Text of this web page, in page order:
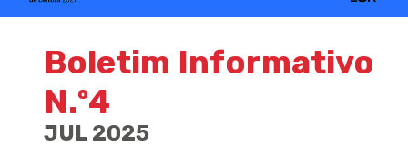
Boletim Informativo
N.º4
JUL 2025